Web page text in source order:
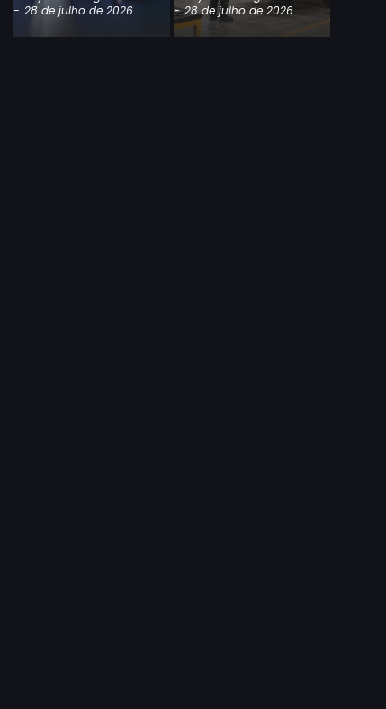
- 28 de julho de 2026
- 28 de julho de 2026